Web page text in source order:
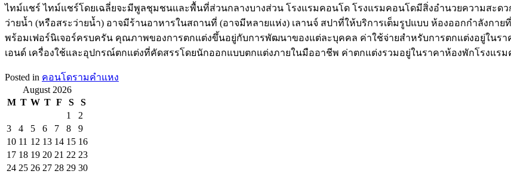
ไทม์แชร์ ไทม์แชร์โดยเฉลี่ยจะมีพูลชุมชนและพื้นที่ส่วนกลางบางส่วน โรงแรมคอนโด โรงแรมคอนโดมีสิ่งอำนวยความสะด
ว่ายน้ำ (หรือสระว่ายน้ำ) อาจมีร้านอาหารในสถานที่ (อาจมีหลายแห่ง) เลานจ์ สปาที่ให้บริการเต็มรูปแบบ ห้องออกกำลังกายที่ทั
พร้อมเฟอร์นิเจอร์ครบครัน คุณภาพของการตกแต่งขึ้นอยู่กับการพัฒนาของแต่ละบุคคล ค่าใช้จ่ายสำหรับการตกแต่งอยู่ในรา
เอนด์ เครื่องใช้และอุปกรณ์ตกแต่งที่คัดสรรโดยนักออกแบบตกแต่งภายในมืออาชีพ ค่าตกแต่งรวมอยู่ในราคาห้องพักโรงแร
Posted in คอนโดรามคำแหง
August 2026
M T W T F S
S
1
2
3
4 5 6 7 8
9
10 11 12 13 14 15 16
17 18 19 20 21 22 23
24 25 26 27 28 29 30